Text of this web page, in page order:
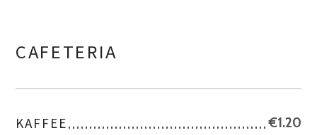
CAFETERIA
KAFFEE €1.20